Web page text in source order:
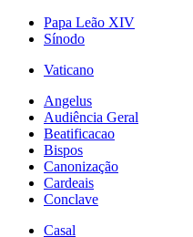
Papa Leão XIV
Sínodo
Vaticano
Angelus
Audiência Geral
Beatificacao
Bispos
Canonização
Cardeais
Conclave
Casal